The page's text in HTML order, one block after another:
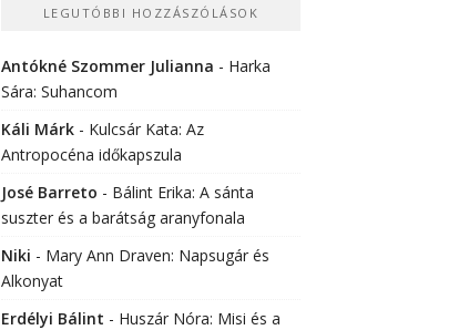
LEGUTÓBBI HOZZÁSZÓLÁSOK
Antókné Szommer Julianna - Harka
Sára: Suhancom
Káli Márk - Kulcsár Kata: Az
Antropocéna időkapszula
José Barreto - Bálint Erika: A sánta
suszter és a barátság aranyfonala
Niki - Mary Ann Draven: Napsugár és
Alkonyat
Erdélyi Bálint - Huszár Nóra: Misi és a